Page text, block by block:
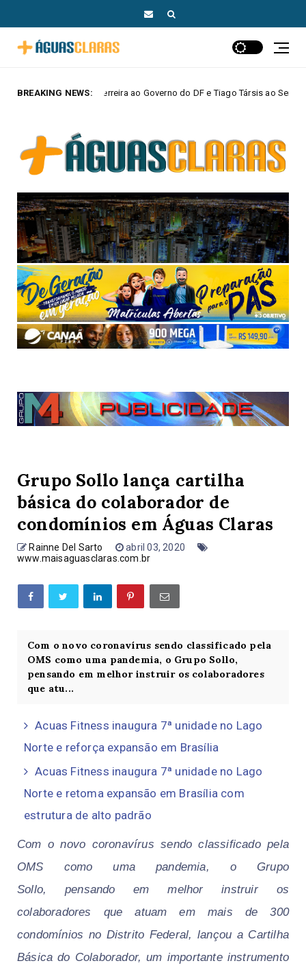
BREAKING NEWS:
ao Governo do DF e Tiago Társis ao Senado MAIS AGUAS
Grupo Sollo lança cartilha
básica do colaborador de
condomínios em Águas Claras
Rainne Del Sarto
abril 03, 2020
www.maisaguasclaras.com.br
Com o novo coronavírus sendo classificado pela
OMS como uma pandemia, o Grupo Sollo,
pensando em melhor instruir os colaboradores
que atu...
Acuas Fitness inaugura 7ª unidade no Lago
Norte e reforça expansão em Brasília
Acuas Fitness inaugura 7ª unidade no Lago
Norte e retoma expansão em Brasília com
estrutura de alto padrão
Com o novo coronavírus sendo classificado pela
OMS como uma pandemia, o Grupo
Sollo,
pensando em melhor instruir os
colaboradores que atuam em mais de 300
condomínios no Distrito Federal, lançou a Cartilha
Básica do Colaborador, um importante instrumento